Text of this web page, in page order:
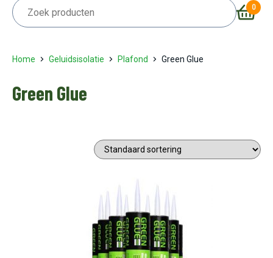
0
Home Geluidsisolatie Plafond Green Glue
Green Glue